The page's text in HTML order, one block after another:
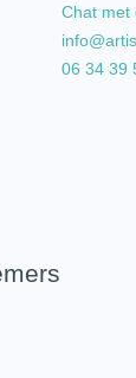
Chat met
06 34 39